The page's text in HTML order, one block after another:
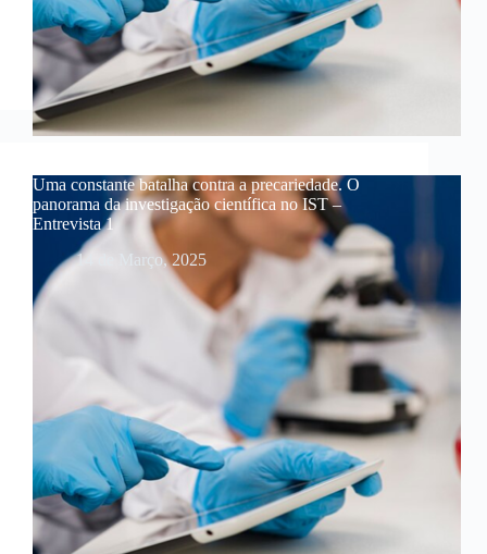
Uma constante batalha contra a precariedade. O
panorama da investigação científica no IST –
Entrevista 1
14 de Março, 2025